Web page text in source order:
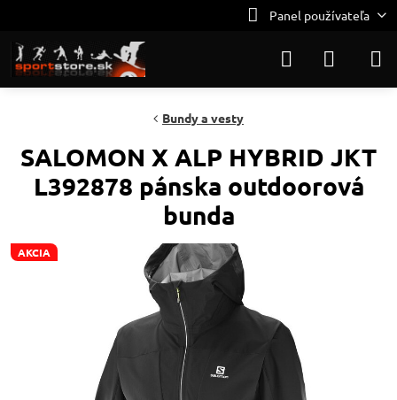
Panel používateľa
AKCIA
Bundy a vesty
SALOMON X ALP HYBRID JKT
L392878 pánska outdoorová
bunda